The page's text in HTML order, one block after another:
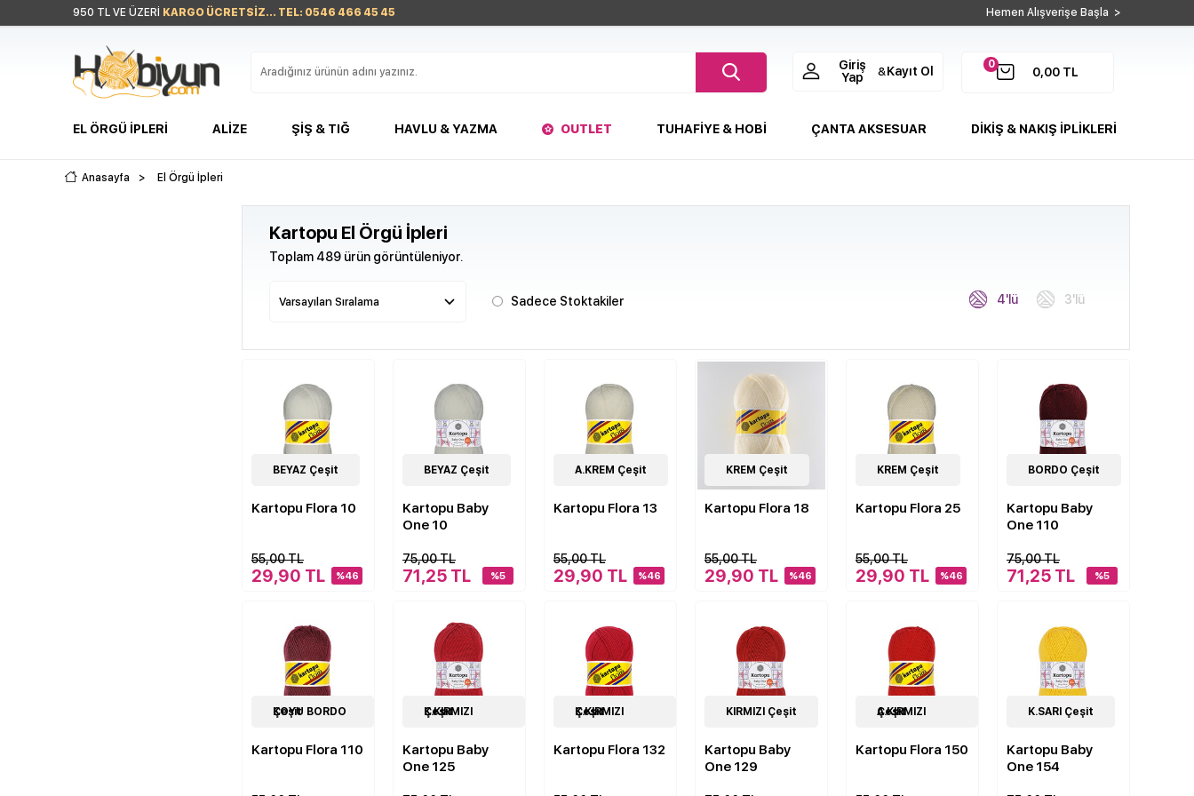
950 TL VE ÜZERİ KARGO ÜCRETSİZ... TEL: 0546 466 45 45 Hemen Alışverişe Başla >
0
0,00 TL
Giriş
Yap
& Kayıt Ol
EL ÖRGÜ İPLERI ALIZE ŞIŞ & TIĞ HAVLU & YAZMA OUTLET TUHAFIYE & HOBI ÇANTA AKSESUAR DİKİŞ & NAKIŞ İPLİKLERİ
Anasayfa > El Örgü İpleri
Kartopu El Örgü İpleri
Toplam 489 ürün görüntüleniyor.
Sadece Stoktakiler 4'lü 3'lü
50Çeşit
BEYAZ Çeşit
Kartopu Flora 10
55,00 TL
29,90 TL %46
4Çeşit
BEYAZ Çeşit
Kartopu Baby
One 10
75,00 TL
71,25 TL %5
12Çeşit
A.KREM Çeşit
Kartopu Flora 13
55,00 TL
29,90 TL %46
12Çeşit
KREM Çeşit
Kartopu Flora 18
55,00 TL
29,90 TL %46
12Çeşit
KREM Çeşit
Kartopu Flora 25
55,00 TL
29,90 TL %46
4Çeşit
BORDO Çeşit
Kartopu Baby
One 110
75,00 TL
71,25 TL %5
12Çeşit
KOYU BORDO Çeşit
Kartopu Flora 110
4Çeşit
K.KIRMIZI Çeşit
Kartopu Baby
One 125
12Çeşit
K.KIRMIZI Çeşit
Kartopu Flora 132
4 Çeşit
KIRMIZI Çeşit
Kartopu Baby
One 129
12Çeşit
A.KIRMIZI Çeşit
Kartopu Flora 150
4Çeşit
K.SARI Çeşit
Kartopu Baby
One 154